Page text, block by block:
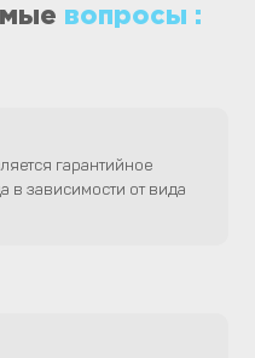
вопросы :
гарантийное
в зависимости от вида